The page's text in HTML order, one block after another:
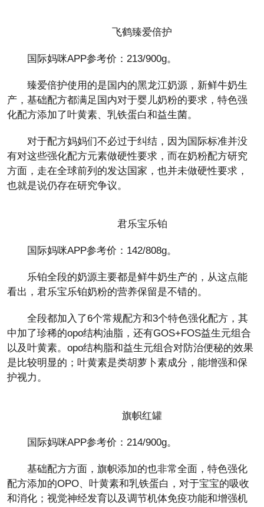
飞鹤臻爱倍护
国际妈咪APP参考价：213/900g。
臻爱倍护使用的是国内的黑龙江奶源，新鲜牛奶生
产，基础配方都满足国内对于婴儿奶粉的要求，特色强
化配方添加了叶黄素、乳铁蛋白和益生菌。
对于配方妈妈们不必过于纠结，因为国际标准并没
有对这些强化配方元素做硬性要求，而在奶粉配方研究
方面，走在全球前列的发达国家，也并未做硬性要求，
也就是说仍存在研究争议。
君乐宝乐铂
国际妈咪APP参考价：142/808g。
乐铂全段的奶源主要都是鲜牛奶生产的，从这点能
看出，君乐宝乐铂奶粉的营养保留是不错的。
全段都加入了6个常规配方和3个特色强化配方，其
中加了珍稀的opo结构油脂，还有GOS+FOS益生元组合
以及叶黄素。opo结构脂和益生元组合对防治便秘的效果
是比较明显的；叶黄素是类胡萝卜素成分，能增强和保
护视力。
旗帜红罐
国际妈咪APP参考价：214/900g。
基础配方方面，旗帜添加的也非常全面，特色强化
配方添加的OPO、叶黄素和乳铁蛋白，对于宝宝的吸收
和消化；视觉神经发育以及调节机体免疫功能和增强机